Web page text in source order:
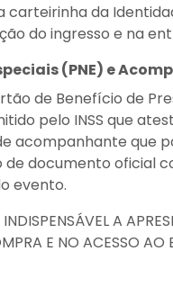
carteirinha da
do ingresso e na
(PNE) e
de Benefício de
pelo INSS que
acompanhante que
documento oficial
evento.
A
E NO ACESSO